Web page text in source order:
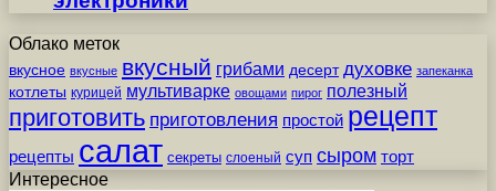
Облако меток
вкусное вкусные вкусный грибами десерт духовке запеканка
котлеты курицей мультиварке овощами пирог полезный
приготовить приготовления простой рецепт
рецепты салат секреты слоеный суп сыром торт
Интересное